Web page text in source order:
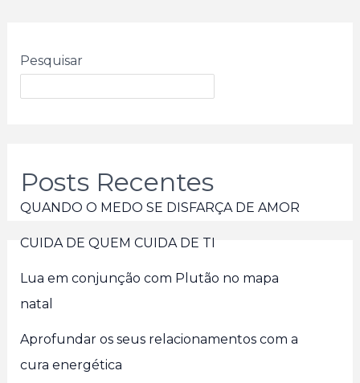
Pesquisar
Posts Recentes
QUANDO O MEDO SE DISFARÇA DE AMOR
CUIDA DE QUEM CUIDA DE TI
Lua em conjunção com Plutão no mapa
natal
Aprofundar os seus relacionamentos com a
cura energética